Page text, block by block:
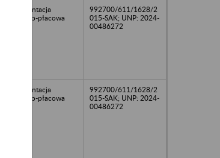
dokumentacja
osobowo-płacowa
992700/611/1628/2
015-SAK; UNP: 2024-
00486272
dokumentacja
osobowo-płacowa
992700/611/1628/2
015-SAK; UNP: 2024-
00486272